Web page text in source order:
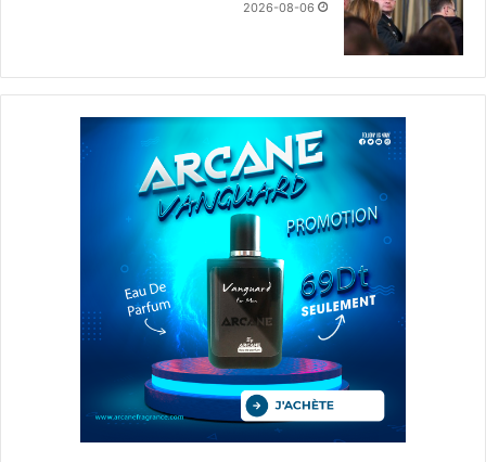
2026-08-06